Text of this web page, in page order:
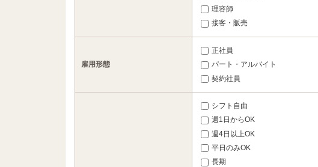
理容師
接客・販売
雇用形態
正社員
パート・アルバイト
契約社員
シフト自由
週1日からOK
週4日以上OK
平日のみOK
長期